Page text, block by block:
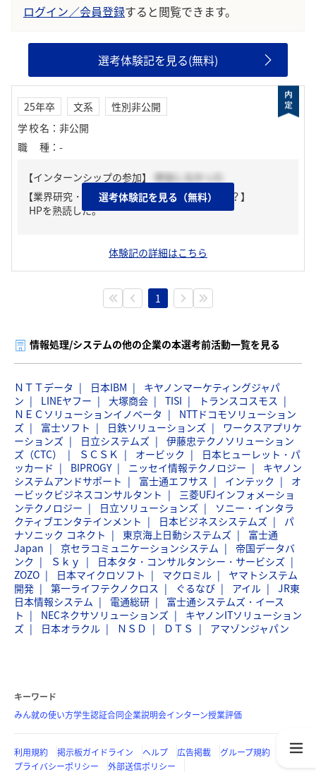
ログイン／会員登録すると閲覧できます。
選考体験記を見る(無料)
25年卒 文系
性別非公開
学校名 ： 非公開
職種 ： -
【インターンシップの参加】
参加しなかった
【業界研究・企業研究はどんな風にしましたか？】
HPを熟読した。
選考体験記を見る（無料）
体験記の詳細はこちら
1
情報処理/システムの他の企業の本選考前活動一覧を見る
ＮＴＴデータ 日本IBM
キヤノンマーケティングジャパ
ン
LINEヤフー 大塚商会 TISI
トランスコスモス
ＮＥＣソリューションイノベータ
NTTドコモソリューション
ズ
富士ソフト 日鉄ソリューションズ
ワークスアプリケ
ーションズ
日立システムズ
伊藤忠テクノソリューション
ズ（CTC）
ＳＣＳＫ オービック
日本ヒューレット・パ
ッカード
BIPROGY ニッセイ情報テクノロジー
キヤノン
システムアンドサポート
富士通エフサス インテック
オ
ービックビジネスコンサルタント
三菱UFJインフォメーショ
ンテクノロジー
日立ソリューションズ
ソニー・インタラ
クティブエンタテインメント
日本ビジネスシステムズ
パ
ナソニック コネクト
東京海上日動システムズ
富士通
Japan
京セラコミュニケーションシステム
帝国データバ
ンク
Ｓｋｙ
日本タタ・コンサルタンシー・サービシズ
ZOZO
日本マイクロソフト マクロミル
ヤマトシステム
開発
第一ライフテクノクロス ぐるなび アイル
JR東
日本情報システム
電通総研
富士通システムズ・イース
ト
NECネクサソリューションズ
キヤノンITソリューション
ズ
日本オラクル ＮＳＤ ＤＴＳ アマゾンジャパン
キーワード
みん就の使い方学生認証合同企業説明会インターン授業評価
利用規約 掲示板ガイドライン ヘルプ 広告掲載
グループ規約
プライバシーポリシー
外部送信ポリシー